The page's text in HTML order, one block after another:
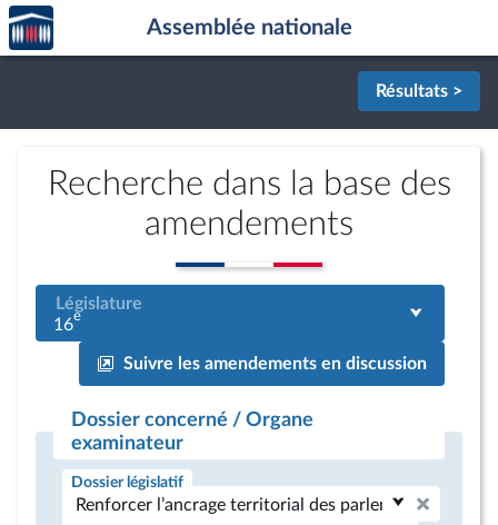
Aller au contenu
Aller en bas de la page
Accèder
à la
page
Assemblée nationale
Résultats >
Recherche dans la base des
amendements
Législature
16e
Suivre les amendements en discussion
Dossier concerné / Organe
examinateur
Dossier législatif